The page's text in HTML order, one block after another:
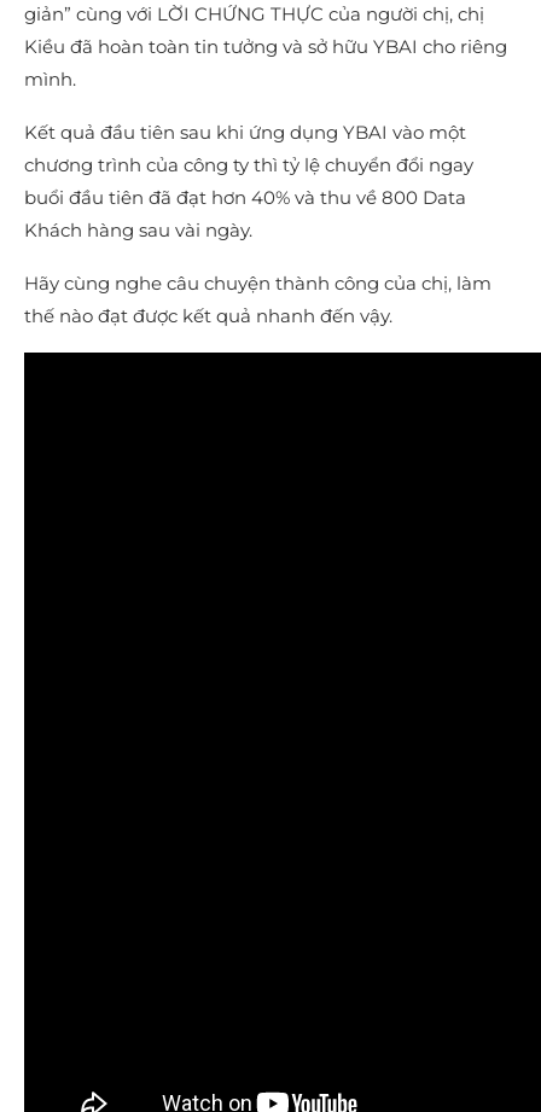
giản” cùng với LỜI CHỨNG THỰC của người chị, chị
Kiều đã hoàn toàn tin tưởng và sở hữu YBAI cho riêng
mình.
Kết quả đầu tiên sau khi ứng dụng YBAI vào một
chương trình của công ty thì tỷ lệ chuyển đổi ngay
buổi đầu tiên đã đạt hơn 40% và thu về 800 Data
Khách hàng sau vài ngày.
Hãy cùng nghe câu chuyện thành công của chị, làm
thế nào đạt được kết quả nhanh đến vậy.